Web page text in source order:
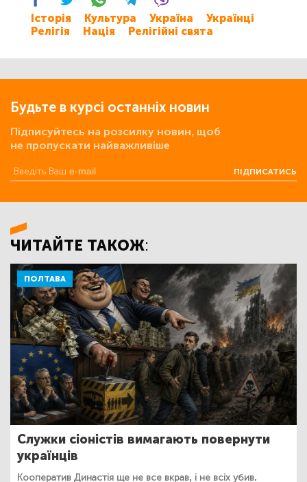
Історія Культура Україна
Українці
Релігія
Нація Релігійні свята
Будьте в курсі останніх новин
Підписуйтесь на розсилку новин, щоб
не пропускати найважливіше
ПІДПИСАТИСЬ
ЧИТАЙТЕ ТАКОЖ:
ПОЛТАВА
Служки сіоністів вимагають повернути
українців
Кооператив Династія ще не все вкрав, і не всіх убив.